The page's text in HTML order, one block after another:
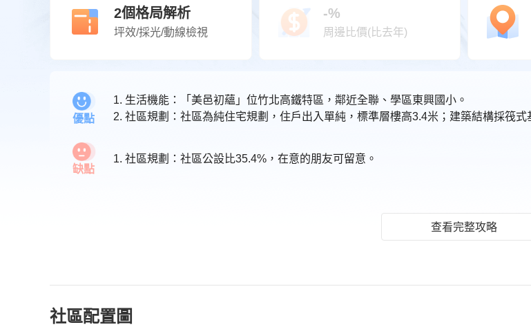
2個格局解析
坪效/採光/動線檢視
-%
周邊比價(比去年)
優點
1. 生活機能：「美邑初蘊」位竹北高鐵特區，鄰近全聯、學區東興國小。
缺點
1. 社區規劃：社區公設比35.4%，在意的朋友可留意。
查看完整攻略
社區配置圖